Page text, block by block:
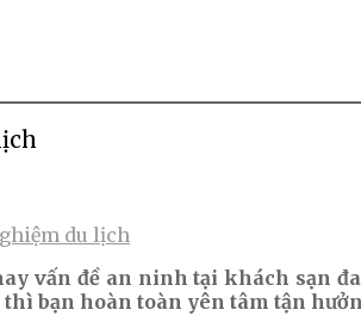
du lịch
vấn đề an ninh tại khách sạn
bạn hoàn toàn yên tâm tận